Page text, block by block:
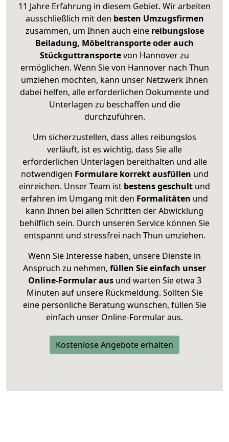
11 Jahre Erfahrung in diesem Gebiet. Wir arbeiten
ausschließlich mit den besten Umzugsfirmen
zusammen, um Ihnen auch eine reibungslose
Beiladung, Möbeltransporte oder auch
Stückguttransportevon Hannover zu
ermöglichen. Wenn Sie von Hannover nach Thun
umziehen möchten, kann unser Netzwerk Ihnen
dabei helfen, alle erforderlichen Dokumente und
Unterlagen zu beschaffen und die
durchzuführen.
Um sicherzustellen, dass alles reibungslos
verläuft, ist es wichtig, dass Sie alle
erforderlichen Unterlagen bereithalten und alle
notwendigen Formulare korrekt ausfüllen und
einreichen. Unser Team ist bestens geschult und
erfahren im Umgang mit den Formalitäten und
kann Ihnen bei allen Schritten der Abwicklung
behilflich sein. Durch unseren Service können Sie
entspannt und stressfrei nach Thun umziehen.
Wenn Sie Interesse haben, unsere Dienste in
Anspruch zu nehmen, füllen Sie einfach unser
Online-Formular ausund warten Sie etwa 3
Minuten auf unsere Rückmeldung. Sollten Sie
eine persönliche Beratung wünschen, füllen Sie
einfach unser Online-Formular aus.
Kostenlose Angebote erhalten